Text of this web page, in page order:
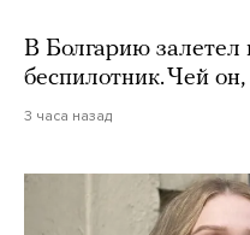
В Болгарию залетел
беспилотник. Чей
3 часа назад